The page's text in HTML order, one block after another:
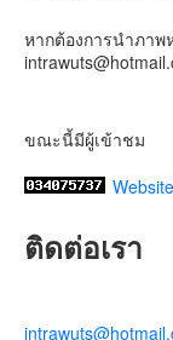
Photo
View on Facebook
หากต้องการนำภา
ขณะนี้มีผู้เข้าชม
ติดต่อเรา